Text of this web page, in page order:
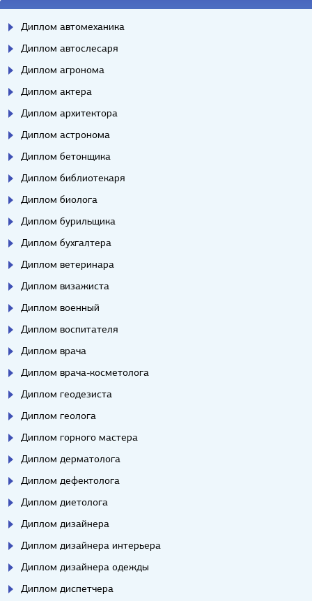
Диплом автомеханика
Диплом автослесаря
Диплом агронома
Диплом актера
Диплом архитектора
Диплом астронома
Диплом бетонщика
Диплом библиотекаря
Диплом биолога
Диплом бурильщика
Диплом бухгалтера
Диплом ветеринара
Диплом визажиста
Диплом военный
Диплом воспитателя
Диплом врача
Диплом врача-косметолога
Диплом геодезиста
Диплом геолога
Диплом горного мастера
Диплом дерматолога
Диплом дефектолога
Диплом диетолога
Диплом дизайнера
Диплом дизайнера интерьера
Диплом дизайнера одежды
Диплом диспетчера